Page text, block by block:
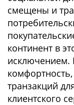
смещены и
континент в
исключением.
транзакций
клиентского